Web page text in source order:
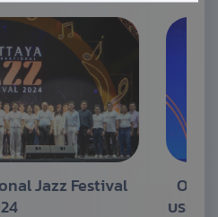
Jazz Festival
บรรณดี